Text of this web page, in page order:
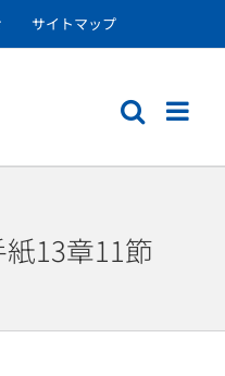
サイトマップ
13章11節